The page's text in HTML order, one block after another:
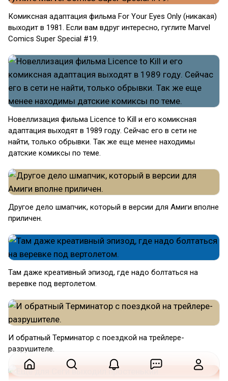
Комиксная адаптация фильма For Your Eyes Only (никакая)
выходит в 1981. Если вам вдруг интересно, гуглите Marvel
Comics Super Special #19.
Новеллизация фильма Licence to Kill и его комиксная
адаптация выходят в 1989 году. Сейчас его в сети не
найти, только обрывки. Так же еще менее находимы
датские комиксы по теме.
Другое дело шмапчик, который в версии для Амиги вполне
приличен.
Там даже креативный эпизод, где надо болтаться на
веревке под вертолетом.
И обратный Терминатор с поездкой на трейлере-
разрушителе.